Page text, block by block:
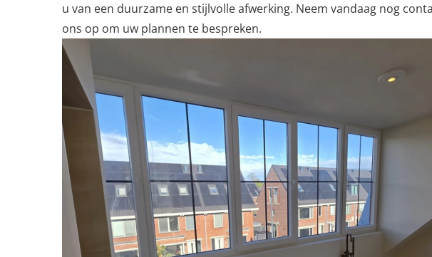
u van een duurzame en stijlvolle afwerking. Neem vandaag nog
ons op om uw plannen te bespreken.